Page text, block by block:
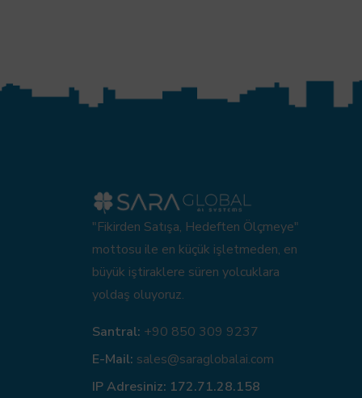
"Fikirden Satışa, Hedeften Ölçmeye"
mottosu ile en küçük işletmeden, en
büyük iştiraklere süren yolcuklara
yoldaş oluyoruz.
Santral: +90 850 309 9237
E-Mail: sales@saraglobalai.com
IP Adresiniz: 172.71.28.158